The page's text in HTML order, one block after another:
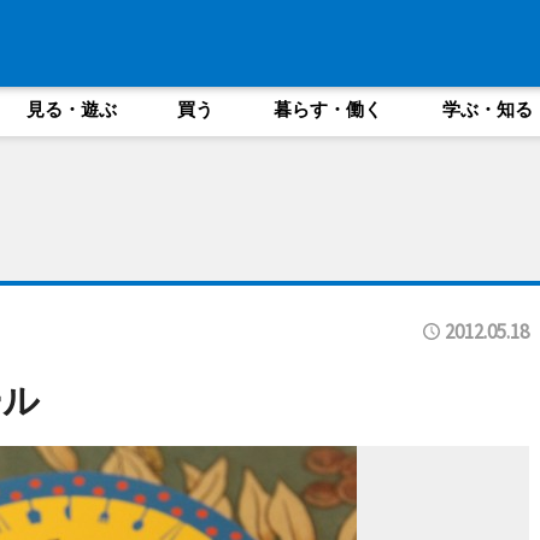
見る・遊ぶ 買う 暮らす・働く 学ぶ・知る
2012.05.18